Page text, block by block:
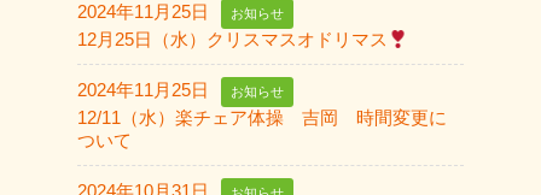
2024年11月25日 お知らせ
12月25日（水）クリスマスオドリマス
2024年11月25日 お知らせ
12/11（水）楽チェア体操 吉岡 時間変更に
ついて
2024年10月31日